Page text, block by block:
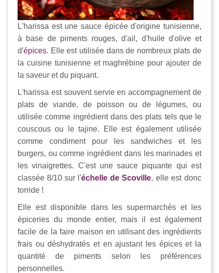
L'harissa est une sauce épicée d'origine tunisienne,
à base de piments rouges, d'ail, d'huile d'olive et
d'épices. Elle est utilisée dans de nombreux plats de
la cuisine tunisienne et maghrébine pour ajouter de
la saveur et du piquant.
L'harissa est souvent servie en accompagnement de
plats de viande, de poisson ou de légumes, ou
utilisée comme ingrédient dans des plats tels que le
couscous ou le tajine. Elle est également utilisée
comme condiment pour les sandwiches et les
burgers, ou comme ingrédient dans les marinades et
les vinaigrettes. C'est une sauce piquante qui est
classée 8/10 sur l'échelle de Scoville, elle est donc
torride !
Elle est disponible dans les supermarchés et les
épiceries du monde entier, mais il est également
facile de la faire maison en utilisant des ingrédients
frais ou déshydratés et en ajustant les épices et la
quantité de piments selon les préférences
personnelles.